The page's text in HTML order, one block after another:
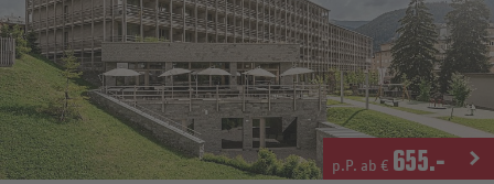
p.P. ab € 655.-